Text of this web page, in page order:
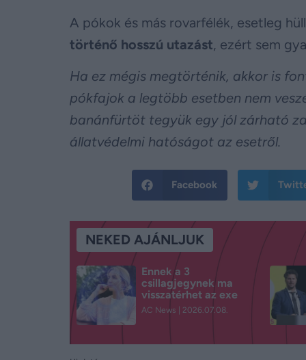
A pókok és más rovarfélék, esetleg
történő hosszú utazást, ezért sem
Ha ez mégis megtörténik, akkor is
pókfajok a legtöbb esetben nem
banánfürtöt tegyük egy jól zárható
állatvédelmi hatóságot az esetről.
Facebook
NEKED AJÁNLJUK
Ennek a 3
csillagjegynek ma
visszatérhet az exe
AC News 2026.07.08.